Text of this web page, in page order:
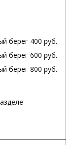
берег 400 руб.
берег 600 руб.
берег 800 руб.